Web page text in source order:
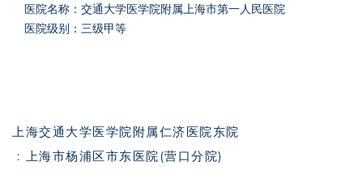
医院名称：交通大学医学院附属上海市第一人民医院
医院级别：三级甲等
上海交通大学医学院附属仁济医院东院
： 上海市杨浦区市东医院(营口分院)